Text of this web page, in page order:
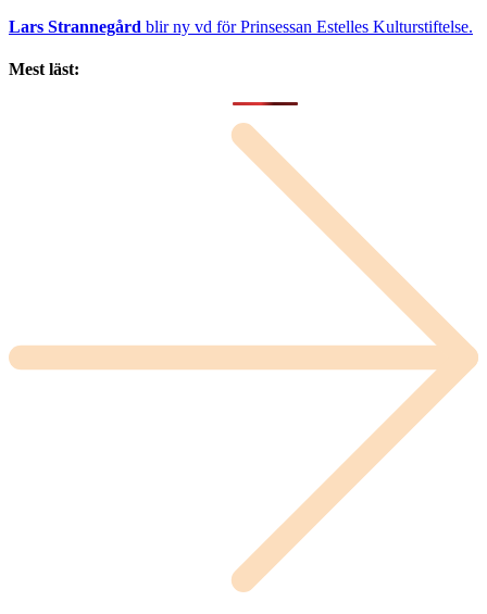
Lars Strannegård blir ny vd för Prinsessan Estelles Kulturstiftelse.
Mest läst: